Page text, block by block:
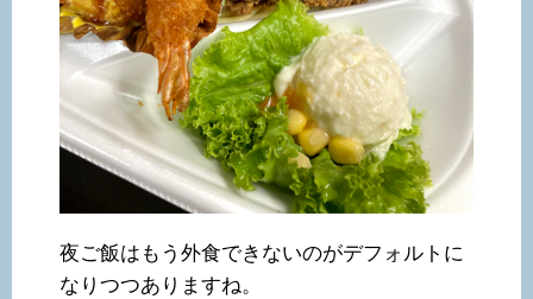
夜ご飯はもう外食できないのがデフォルトに
なりつつありますね。